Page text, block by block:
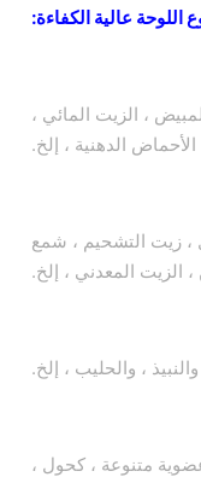
عالية الكفاءة:
، الزيت المائي ،
الدهنية ، إلخ.
، زيت التشحيم ، شمع
، الزيت المعدني ، إلخ.
متنوعة ، كحول ،